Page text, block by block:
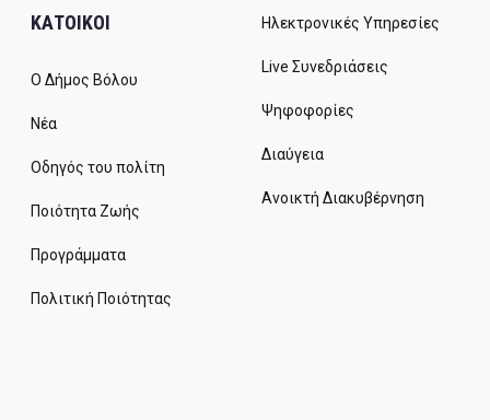
ΚΑΤΟΙΚΟΙ
Ο Δήμος Βόλου
Νέα
Οδηγός του πολίτη
Ποιότητα Ζωής
Προγράμματα
Πολιτική Ποιότητας
Ηλεκτρονικές Υπηρεσίες
Live Συνεδριάσεις
Ψηφοφορίες
Διαύγεια
Ανοικτή Διακυβέρνηση